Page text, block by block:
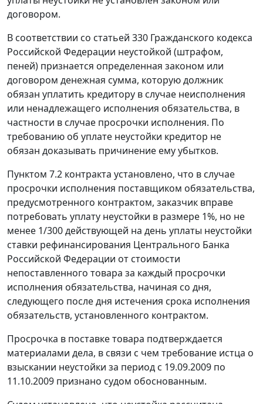
договором.
В соответствии со статьей 330 Гражданского кодекса
Российской Федерации неустойкой (штрафом,
пеней) признается определенная законом или
договором денежная сумма, которую должник
обязан уплатить кредитору в случае неисполнения
или ненадлежащего исполнения обязательства, в
частности в случае просрочки исполнения. По
требованию об уплате неустойки кредитор не
обязан доказывать причинение ему убытков.
Пунктом 7.2 контракта установлено, что в случае
просрочки исполнения поставщиком обязательства,
предусмотренного контрактом, заказчик вправе
потребовать уплату неустойки в размере 1%, но не
менее 1/300 действующей на день уплаты неустойки
ставки рефинансирования Центрального Банка
Российской Федерации от стоимости
непоставленного товара за каждый просрочки
исполнения обязательства, начиная со дня,
следующего после дня истечения срока исполнения
обязательств, установленного контрактом.
Просрочка в поставке товара подтверждается
материалами дела, в связи с чем требование истца о
взыскании неустойки за период с 19.09.2009 по
11.10.2009 признано судом обоснованным.